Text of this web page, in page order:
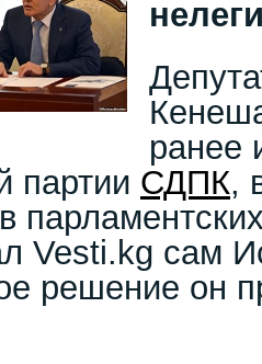
ранее
партии СДПК,
Vesti.kg сам
решение он